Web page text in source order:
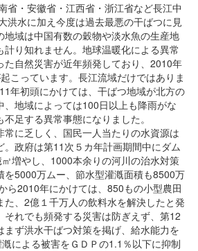
省・安徽省・江西省・浙江省など長江中
洪水に加え今度は過去最悪の干ばつに見
地域は中国有数の穀物や淡水魚の生産地
計り知れません。地球温暖化による異常
た自然災害が近年頻発しており、2010年
こっています。長江流域だけではありま
年初頭にかけては、干ばつ地域が北方の
、地域によっては100日以上も降雨がな
足する異常事態になりました。
常に乏しく、国民一人当たりの水資源は
政府は第11次５カ年計画期間中にダム
増やし、1000本余りの河川の治水対策
を5000万ムー、節水型灌漑面積も8500万
ら2010年にかけては、850もの小型農田
、2億１千万人の飲料水を解決したと発
れでも頻発する災害は防ぎえず、第12
まず洪水干ばつ対策を掲げ、給水能力を
による被害をＧＤＰの1.1％以下に抑制